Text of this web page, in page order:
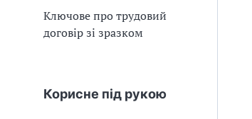
Ключове про трудовий
договір зі зразком
Корисне під рукою